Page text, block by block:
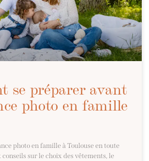
se préparer avant
photo en famille
photo en famille à Toulouse en toute
sur le choix des vêtements, le